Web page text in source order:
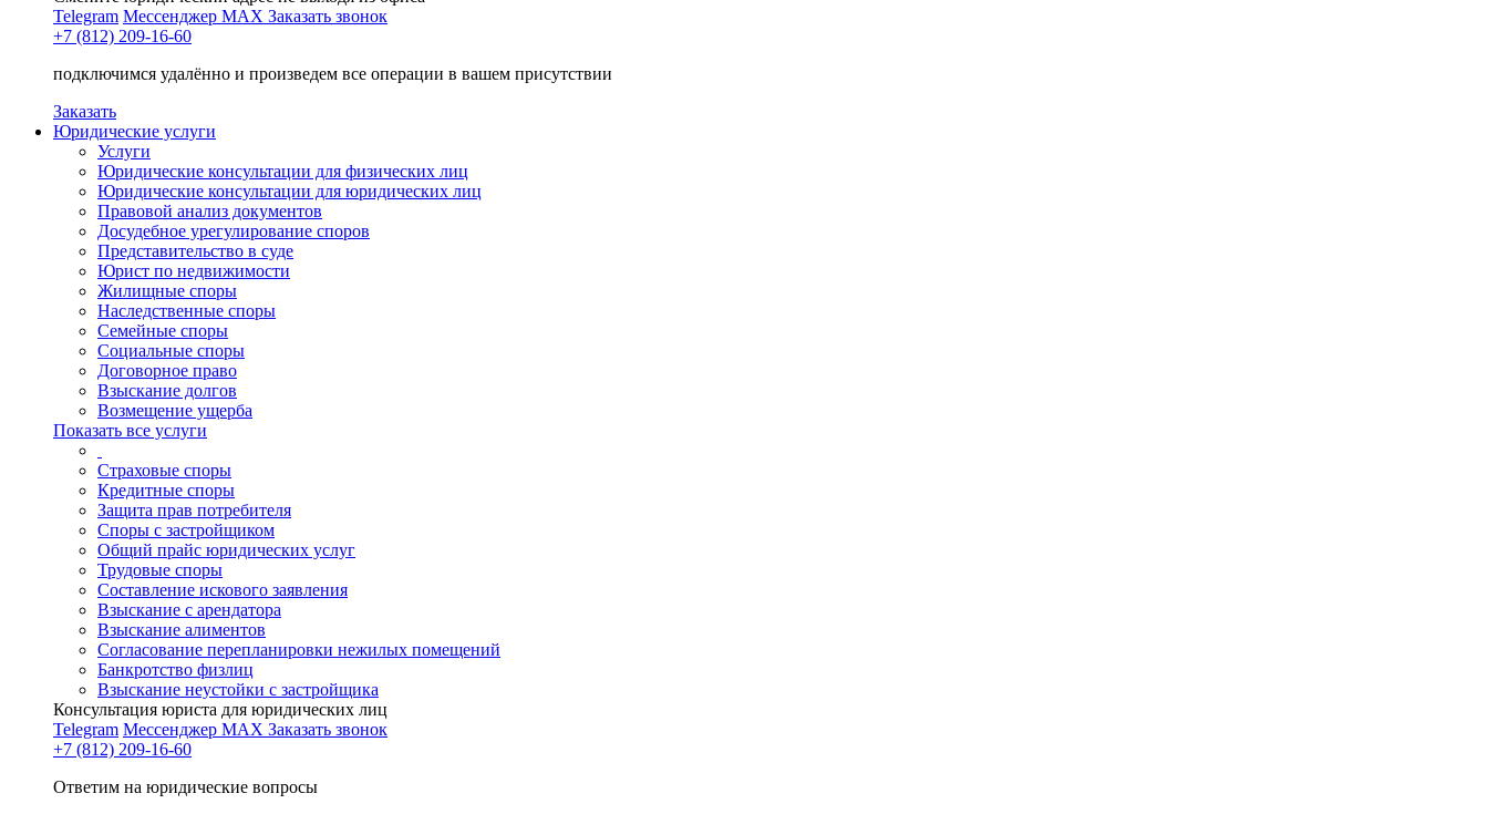
Telegram Мессенджер MAX Заказать звонок
+7 (812) 209-16-60
подключимся удалённо и произведем все операции в вашем присутствии
Заказать
Юридические услуги
Услуги
Юридические консультации для физических лиц
Юридические консультации для юридических лиц
Правовой анализ документов
Досудебное урегулирование споров
Представительство в суде
Юрист по недвижимости
Жилищные споры
Наследственные споры
Семейные споры
Социальные споры
Договорное право
Взыскание долгов
Возмещение ущерба
Показать все услуги
Страховые споры
Кредитные споры
Защита прав потребителя
Споры с застройщиком
Общий прайс юридических услуг
Трудовые споры
Составление искового заявления
Взыскание с арендатора
Взыскание алиментов
Cогласование перепланировки нежилых помещений
Банкротство физлиц
Взыскание неустойки с застройщика
Консультация юриста для юридических лиц
Telegram Мессенджер MAX Заказать звонок
+7 (812) 209-16-60
Ответим на юридические вопросы